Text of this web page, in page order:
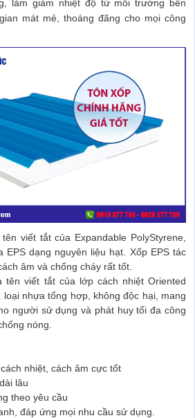
làm giảm nhiệt độ từ môi trường bên
mát mẻ, thoáng đãng cho mọi công
viết tắt của Expandable PolyStyrene,
dạng nguyên liệu hạt. Xốp EPS tác
âm và chống cháy rất tốt.
tên viết tắt của lớp cách nhiệt Oriented
loại nhựa tổng hợp, không độc hại, mang
người sử dụng và phát huy tối đa công
nóng.
nhiệt, cách âm cực tốt
lâu
theo yêu cầu
đáp ứng mọi nhu cầu sử dụng.